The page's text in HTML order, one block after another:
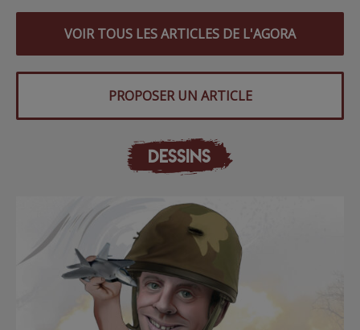
VOIR TOUS LES ARTICLES DE L'AGORA
PROPOSER UN ARTICLE
DESSINS